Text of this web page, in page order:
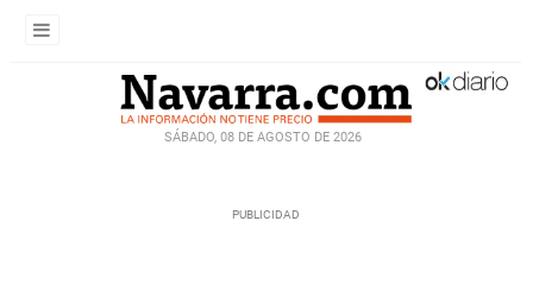
SÁBADO, 08 DE AGOSTO DE 2026